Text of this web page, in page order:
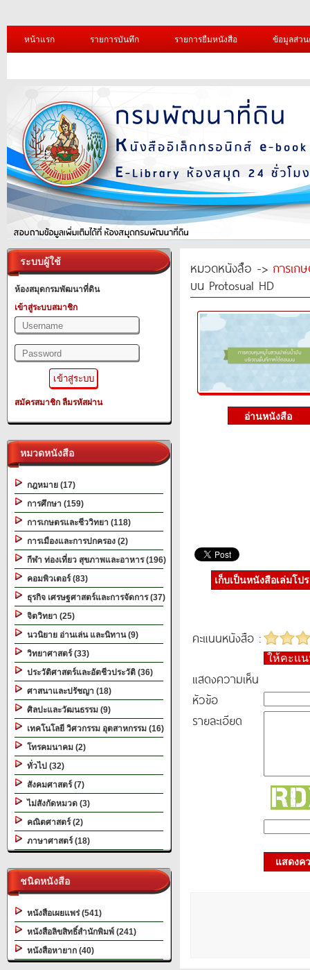
หน้าแรก รายการบันทึก รายการยืมหนังสือ ข้อมูลส่ว
ระบบผู้ใช้
ห้องสมุดกรมพัฒนาที่ดิน
เข้าสู่ระบบสมาชิก
สมัครสมาชิก ลืมรหัสผ่าน
หมวดหนังสือ
กฎหมาย (17)
การศึกษา (159)
การเกษตรและชีววิทยา (118)
การเมืองและการปกครอง (2)
กีฬา ท่องเที่ยว สุขภาพและอาหาร (196)
คอมพิวเตอร์ (83)
ธุรกิจ เศรษฐศาสตร์และการจัดการ (37)
จิตวิทยา (25)
นวนิยาย อ่านเล่น และนิทาน (9)
วิทยาศาสตร์ (33)
ประวัติศาสตร์และอัตชีวประวัติ (36)
ศาสนาและปรัชญา (18)
ศิลปะและวัฒนธรรม (9)
เทคโนโลยี วิศวกรรม อุตสาหกรรม (16)
โทรคมนาคม (2)
ทั่วไป (32)
สังคมศาสตร์ (7)
ไม่สังกัดหมวด (3)
คณิตศาสตร์ (2)
ภาษาศาสตร์ (18)
ชนิดหนังสือ
หนังสือเผยแพร่ (541)
หนังสือลิขสิทธิ์สำนักพิมพ์ (241)
หนังสือหายาก (40)
หมวดหนังสือ -> การเก
บน Protosual HD
เก็บเป็นหนังสือเล่มโป
คะแนนหนังสือ :
ให้คะแ
แสดงความเห็น
หัวข้อ
รายละเอียด
แสดงค